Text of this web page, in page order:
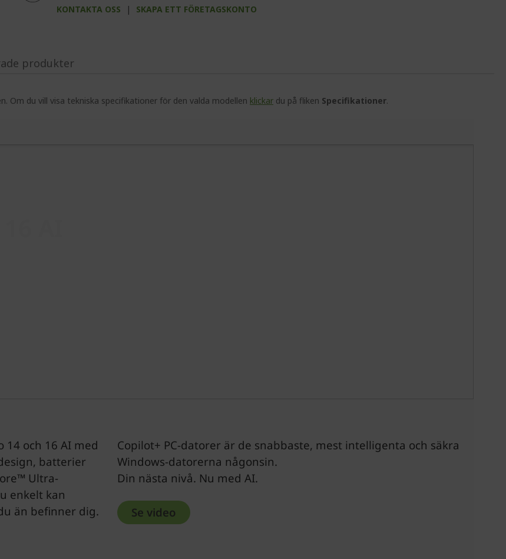
KONTAKTA OSS | SKAPA ETT FÖRETAGSKONTO
Om du vill visa tekniska specifikationer för den valda modellen klickar du på fliken Specifikationer.
produkter